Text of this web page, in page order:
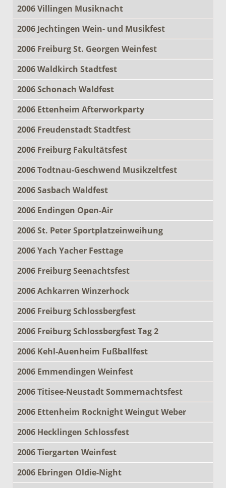
2006 Villingen Musiknacht
2006 Jechtingen Wein- und Musikfest
2006 Freiburg St. Georgen Weinfest
2006 Waldkirch Stadtfest
2006 Schonach Waldfest
2006 Ettenheim Afterworkparty
2006 Freudenstadt Stadtfest
2006 Freiburg Fakultätsfest
2006 Todtnau-Geschwend Musikzeltfest
2006 Sasbach Waldfest
2006 Endingen Open-Air
2006 St. Peter Sportplatzeinweihung
2006 Yach Yacher Festtage
2006 Freiburg Seenachtsfest
2006 Achkarren Winzerhock
2006 Freiburg Schlossbergfest
2006 Freiburg Schlossbergfest Tag 2
2006 Kehl-Auenheim Fußballfest
2006 Emmendingen Weinfest
2006 Titisee-Neustadt Sommernachtsfest
2006 Ettenheim Rocknight Weingut Weber
2006 Hecklingen Schlossfest
2006 Tiergarten Weinfest
2006 Ebringen Oldie-Night